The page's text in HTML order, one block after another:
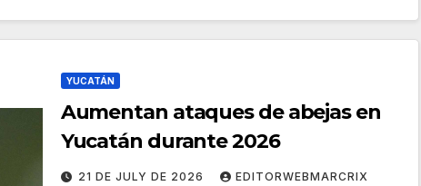
YUCATÁN
Aumentan ataques de abejas en
Yucatán durante 2026
21 DE JULY DE 2026 EDITORWEBMARCRIX